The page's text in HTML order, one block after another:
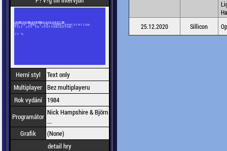
Herní styl
Text only
Multiplayer Bez multiplayeru
Rok vydání
1984
Programátor Nick Hampshire & Björn
...
Grafik
(None)
detail hry
25.12.2020
Sillicon